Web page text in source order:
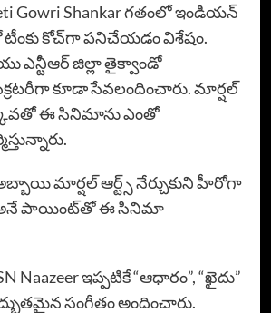
Gowri Shankar గతంలో ఇండియన్
టీంకు కోచ్‌గా పనిచేయడం విశేషం.
ఎన్టీఆర్ జిల్లా తైక్వాండో
కూడా సేవలందించారు. మార్షల్
ఈ సినిమాను ఎంతో
మార్షల్ ఆర్ట్స్ నేర్చుకుని హీరోగా
అనే పాయింట్‌తో ఈ సినిమా
Naazeer ఇప్పటికే “ఆధారం”, “ఖైదు”
సంగీతం అందించారు.